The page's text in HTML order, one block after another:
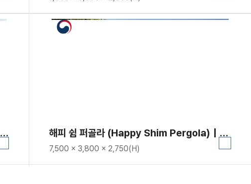
커뮤니티 루프 (Community Roof Pergola)｜GC-P-2110 해피 쉼 퍼골라 (Happy Shim Pergola)｜GC-P-2104
7,500 × 3,800 × 2,750(H)